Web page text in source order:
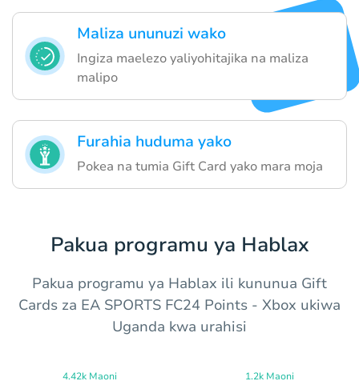
Maliza ununuzi wako
Ingiza maelezo yaliyohitajika na maliza
malipo
Furahia huduma yako
Pokea na tumia Gift Card yako mara moja
Pakua programu ya Hablax
Pakua programu ya Hablax ili kununua Gift
Cards za EA SPORTS FC24 Points - Xbox ukiwa
Uganda kwa urahisi
4.42k Maoni 1.2k Maoni